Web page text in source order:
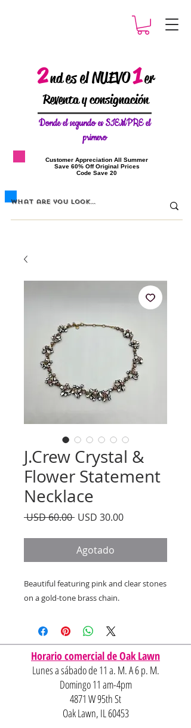
2ndes el NUEVO1er
Reventa y consignación
Donde elsegundo es SIEMPRE el
primero
​Customer Appreciation All Summer
​Save 60% Off Original Prices
​Code Save 20
J.Crew Crystal &
Flower Statement
Necklace
USD 60.00 Precio
USD 30.00Precio
Agotado
Beautiful featuring pink and clear stones
on a gold-tone brass chain.
Horario comercial de Oak Lawn
Lunes a sábado de 11 a. M. A 6 p. M.
Domingo 11 am-4pm
4871 W 95th St
Oak Lawn, IL 60453